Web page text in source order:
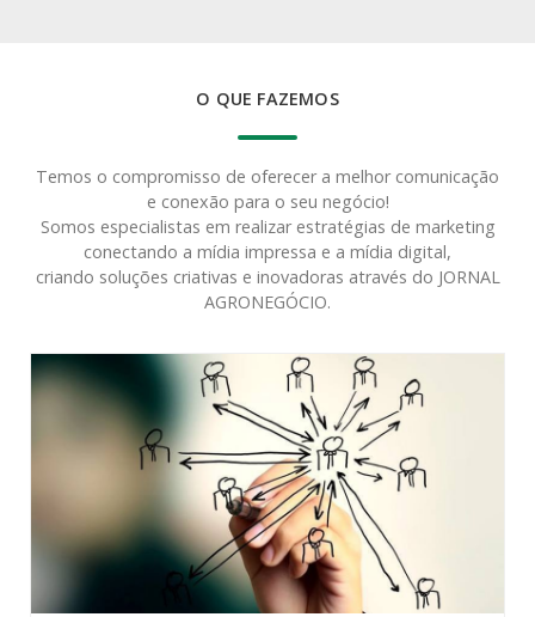
O QUE FAZEMOS
Temos o compromisso de oferecer a melhor comunicação
e conexão para o seu negócio!
Somos especialistas em realizar estratégias de marketing
conectando a mídia impressa e a mídia digital,
criando soluções criativas e inovadoras através do JORNAL
AGRONEGÓCIO.